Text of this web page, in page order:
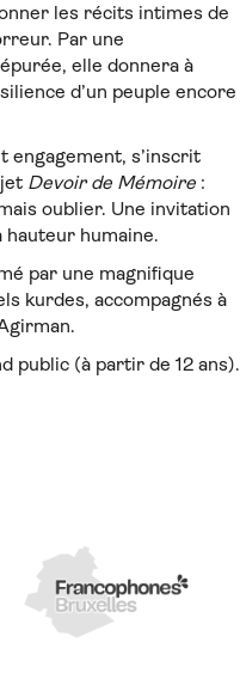
les récits intimes de
Par une
elle donnera à
d’un peuple encore
engagement, s’inscrit
Devoir de Mémoire :
oublier. Une invitation
humaine.
par une magnifique
kurdes, accompagnés à
public (à partir de 12 ans).